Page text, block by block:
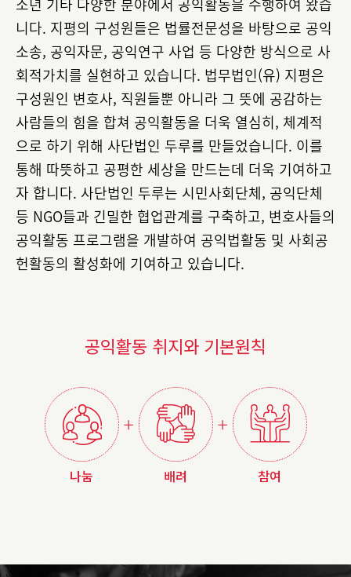
소년 기타 다양한 분야에서 공익활동을 수행하여 왔습
니다. 지평의 구성원들은 법률전문성을 바탕으로 공익
소송, 공익자문, 공익연구 사업 등 다양한 방식으로 사
회적가치를 실현하고 있습니다. 법무법인(유) 지평은
구성원인 변호사, 직원들뿐 아니라 그 뜻에 공감하는
사람들의 힘을 합쳐 공익활동을 더욱 열심히, 체계적
으로 하기 위해 사단법인 두루를 만들었습니다. 이를
통해 따뜻하고 공평한 세상을 만드는데 더욱 기여하고
자 합니다. 사단법인 두루는 시민사회단체, 공익단체
등 NGO들과 긴밀한 협업관계를 구축하고, 변호사들의
공익활동 프로그램을 개발하여 공익법활동 및 사회공
헌활동의 활성화에 기여하고 있습니다.
공익활동 취지와 기본원칙
나눔 배려 참여